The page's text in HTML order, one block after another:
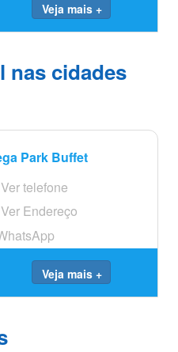
Veja mais +
cidades
Park Buffet
Ver telefone
Ver Endereço
Veja mais +